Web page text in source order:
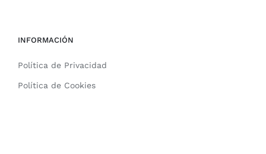
INFORMACIÓN
Política de Privacidad
Política de Cookies